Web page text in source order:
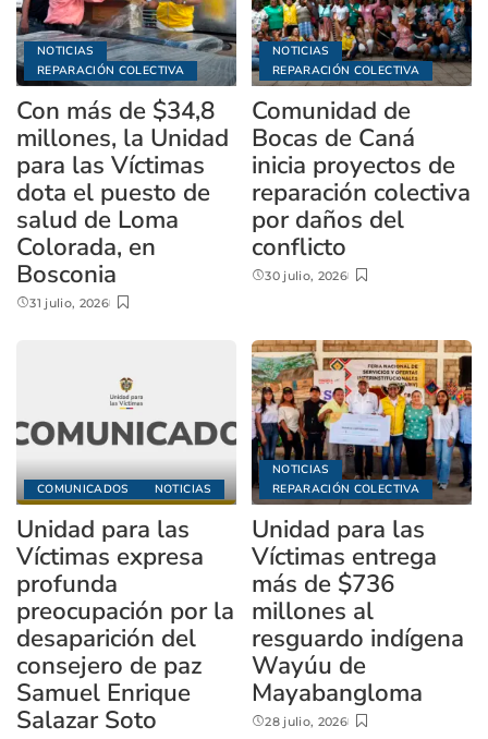
NOTICIAS
REPARACIÓN COLECTIVA
Con más de $34,8
millones, la Unidad
para las Víctimas
dota el puesto de
salud de Loma
Colorada, en
Bosconia
31 julio, 2026
NOTICIAS
REPARACIÓN COLECTIVA
Comunidad de
Bocas de Caná
inicia proyectos de
reparación colectiva
por daños del
conflicto
30 julio, 2026
COMUNICADOS NOTICIAS
Unidad para las
Víctimas expresa
profunda
preocupación por la
desaparición del
consejero de paz
Samuel Enrique
Salazar Soto
NOTICIAS
REPARACIÓN COLECTIVA
Unidad para las
Víctimas entrega
más de $736
millones al
resguardo indígena
Wayúu de
Mayabangloma
28 julio, 2026